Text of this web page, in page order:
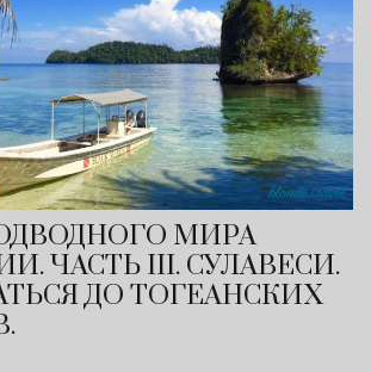
МИРА
ЧАСТЬ III. СУЛАВЕСИ.
ДО ТОГЕАНСКИХ